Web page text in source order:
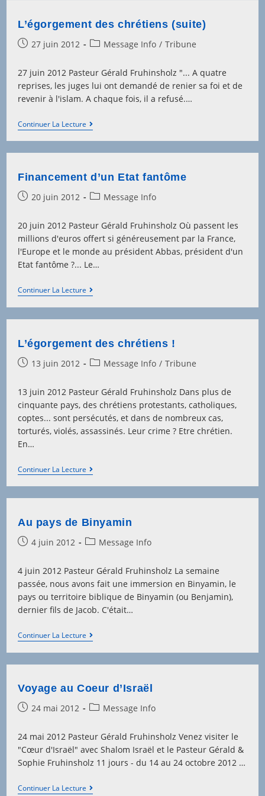
L’égorgement des chrétiens (suite)
Post27 juin 2012
PostMessage Info / Tribune
27 juin 2012 Pasteur Gérald Fruhinsholz "... A quatre
reprises, les juges lui ont demandé de renier sa foi et de
revenir à l'islam. A chaque fois, il a refusé.…
Continuer La LectureL’égorgement
Des
Chrétiens
(suite)
Financement d’un Etat fantôme
Post20 juin 2012
PostMessage Info
20 juin 2012 Pasteur Gérald Fruhinsholz Où passent les
millions d'euros offert si généreusement par la France,
l'Europe et le monde au président Abbas, président d'un
Etat fantôme ?... Le…
Continuer La LectureFinancement
D’un
Etat
Fantôme
L’égorgement des chrétiens !
Post13 juin 2012
PostMessage Info / Tribune
13 juin 2012 Pasteur Gérald Fruhinsholz Dans plus de
cinquante pays, des chrétiens protestants, catholiques,
coptes... sont persécutés, et dans de nombreux cas,
torturés, violés, assassinés. Leur crime ? Etre chrétien.
En…
Continuer La LectureL’égorgement
Des
Chrétiens
!
Au pays de Binyamin
Post4 juin 2012
PostMessage Info
4 juin 2012 Pasteur Gérald Fruhinsholz La semaine
passée, nous avons fait une immersion en Binyamin, le
pays ou territoire biblique de Binyamin (ou Benjamin),
dernier fils de Jacob. C'était…
Continuer La LectureAu
Pays
De
Binyamin
Voyage au Coeur d’Israël
Post24 mai 2012
PostMessage Info
24 mai 2012 Pasteur Gérald Fruhinsholz Venez visiter le
"Cœur d'Israël" avec Shalom Israël et le Pasteur Gérald &
Sophie Fruhinsholz 11 jours - du 14 au 24 octobre 2012 …
Continuer La LectureVoyage